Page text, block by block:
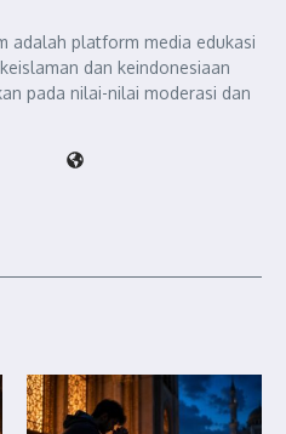
adalah platform media edukasi
dan keindonesiaan
pada nilai-nilai moderasi dan